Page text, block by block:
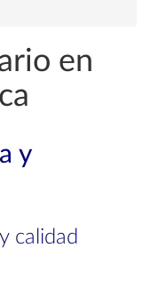
en
y
calidad